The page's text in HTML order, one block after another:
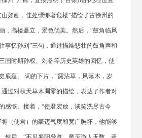
如画，佳处缥缈著危楼”描绘了古徐州的
，高楼矗立，景色优美。然后，“鼓角临风
事忆孙刘”三句，通过描绘悲壮的鼓角声和
国时期孙权、刘备等历史英雄的回忆，使
底蕴。 词的下片，“露沾草，风落木，岁
过对秋天草木凋零的描绘，表达了作者对
感慨。接着，“使君宏放，谈笑洗尽古今
（使君）的豪迈气度和宽广胸怀，他能够